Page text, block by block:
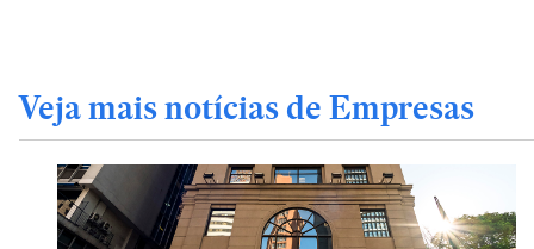
Veja mais notícias de Empresas